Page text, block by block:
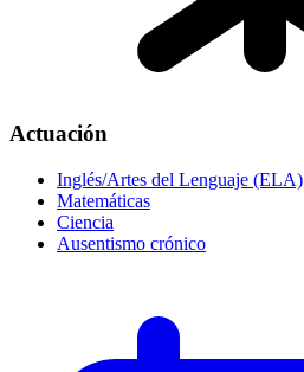
Actuación
Inglés/Artes del Lenguaje (ELA)
Matemáticas
Ciencia
Ausentismo crónico